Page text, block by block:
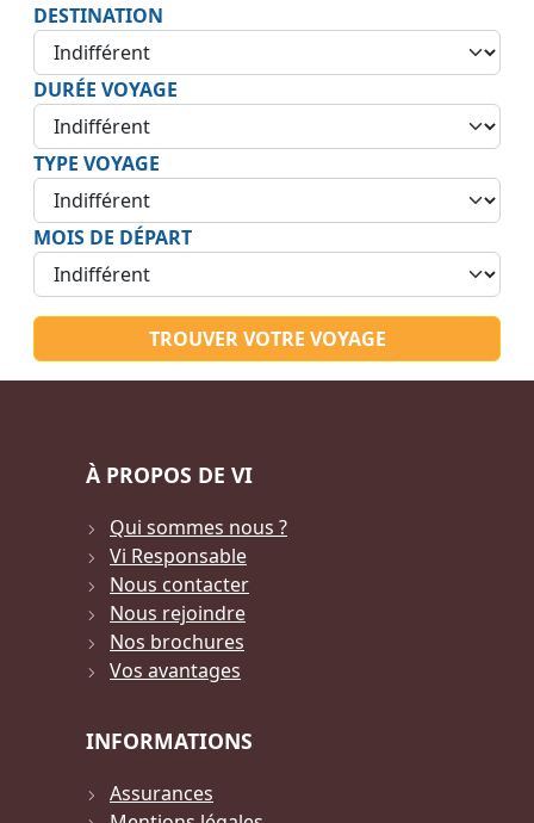
DESTINATION
DURÉE VOYAGE
TYPE VOYAGE
MOIS DE DÉPART
TROUVER VOTRE VOYAGE
À PROPOS DE VI
Qui sommes nous ?
Vi Responsable
Nous contacter
Nous rejoindre
Nos brochures
Vos avantages
INFORMATIONS
Assurances